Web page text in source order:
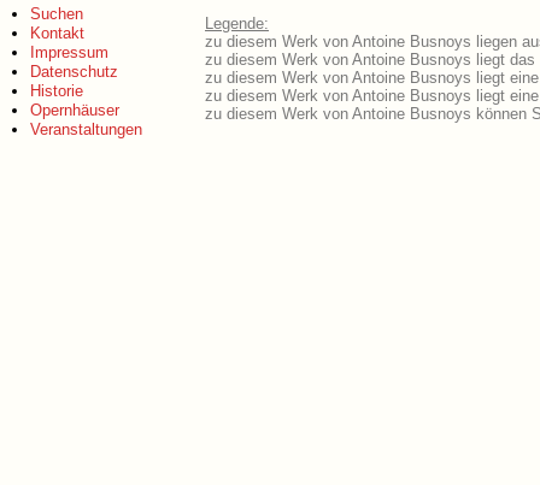
Suchen
Kontakt
Impressum
Datenschutz
Historie
Opernhäuser
Veranstaltungen
Legende:
zu diesem Werk von Antoine Busnoys liegen
zu diesem Werk von Antoine Busnoys liegt das
zu diesem Werk von Antoine Busnoys liegt
zu diesem Werk von Antoine Busnoys liegt
zu diesem Werk von Antoine Busnoys können